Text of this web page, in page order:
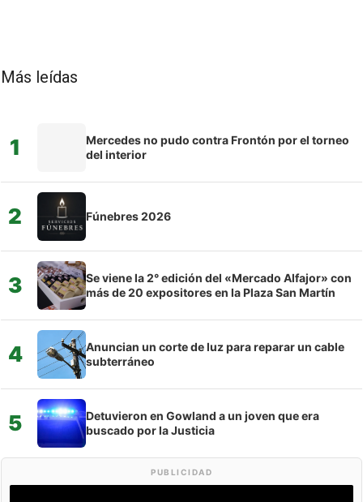
Más leídas
1
Mercedes no pudo contra Frontón por el torneo
del interior
2 Fúnebres 2026
3
Se viene la 2° edición del «Mercado Alfajor» con
más de 20 expositores en la Plaza San Martín
4
Anuncian un corte de luz para reparar un cable
subterráneo
5
Detuvieron en Gowland a un joven que era
buscado por la Justicia
PUBLICIDAD